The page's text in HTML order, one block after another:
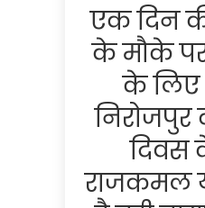
एक दिन
के मौके
के लिए
निरोजपुर
दिवस
राजकमल